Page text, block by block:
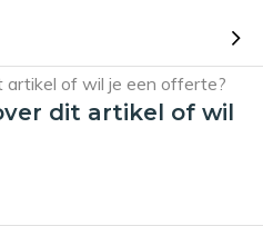
dit artikel of wil